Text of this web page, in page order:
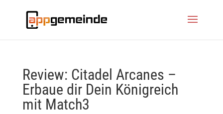
Review: Citadel Arcanes –
Erbaue dir Dein Königreich
mit Match3